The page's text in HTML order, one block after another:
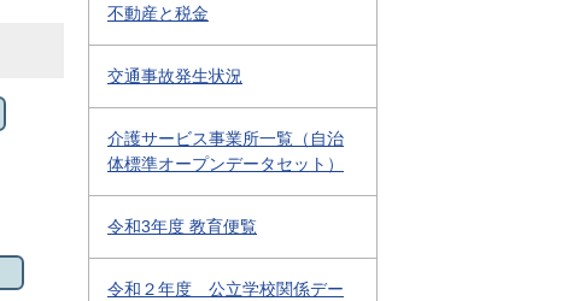
不動産と税金
交通事故発生状況
介護サービス事業所一覧（自治
体標準オープンデータセット）
令和3年度 教育便覧
令和２年度 公立学校関係デー